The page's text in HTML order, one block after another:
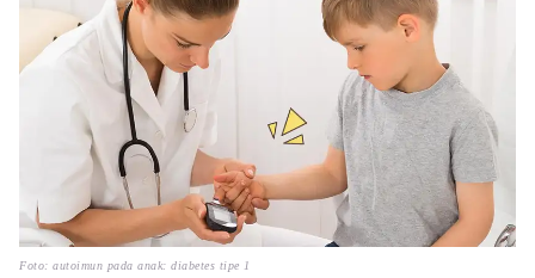
Foto: autoimun pada anak: diabetes tipe 1